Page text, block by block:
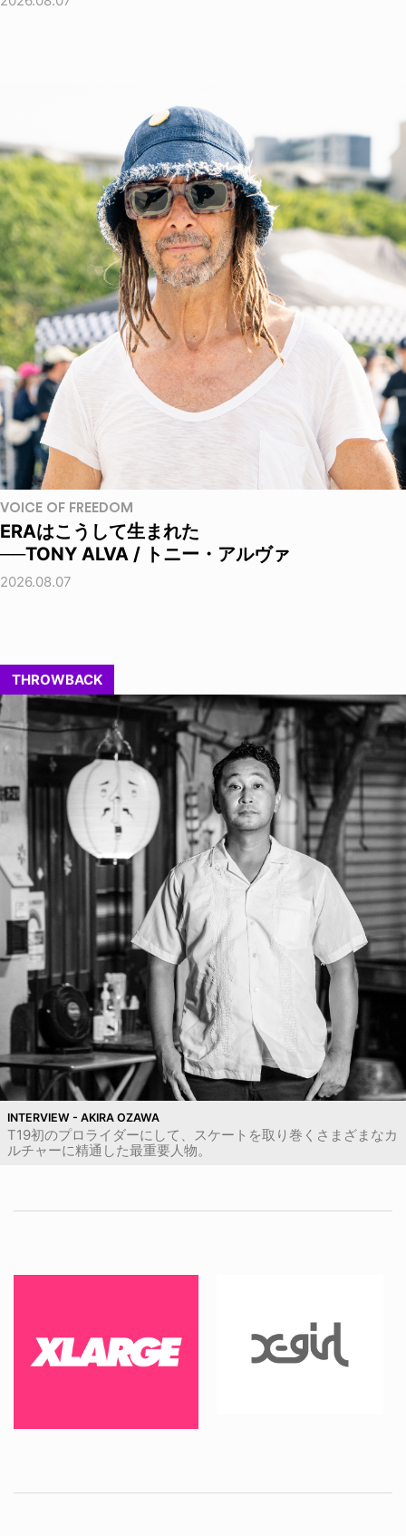
VOICE OF FREEDOM
ERAはこうして生まれた
──TONY ALVA / トニー・アルヴァ
2026.08.07
THROWBACK
INTERVIEW - AKIRA OZAWA
T19初のプロライダーにして、スケートを取り巻くさまざまなカ
ルチャーに精通した最重要人物。